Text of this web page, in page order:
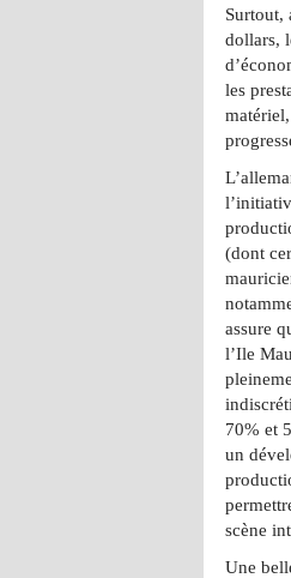
Surtout,
dollars,
les
(dont
assure
l’Ile
70% et
un
scène
Une